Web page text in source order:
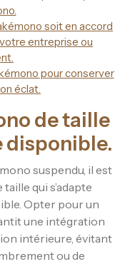
soit en accord
entreprise ou
pour conserver
éclat.
de taille
disponible.
suspendu, il est
qui s’adapte
Opter pour un
une intégration
intérieure, évitant
ou de